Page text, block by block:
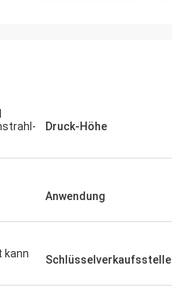
Druck-Höhe
Anwendung
kann
Schlüsselverkaufsstelle